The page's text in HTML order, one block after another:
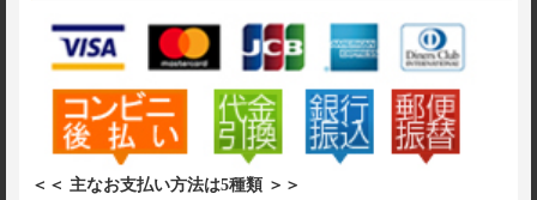
＜＜ 主なお支払い方法は5種類 ＞＞